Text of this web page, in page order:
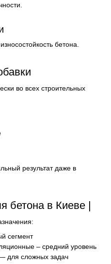
бетона.
во всех строительных
результат даже в
бетона в Киеве |
сегмент
– средний уровень
для сложных задач